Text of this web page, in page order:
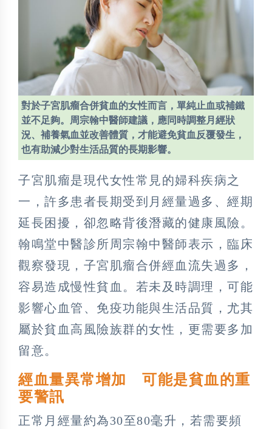
對於子宮肌瘤合併貧血的女性而言，單純止血或補鐵
並不足夠。周宗翰中醫師建議，應同時調整月經狀
況、補養氣血並改善體質，才能避免貧血反覆發生，
也有助減少對生活品質的長期影響。
子宮肌瘤是現代女性常見的婦科疾病之
一，許多患者長期受到月經量過多、經期
延長困擾，卻忽略背後潛藏的健康風險。
翰鳴堂中醫診所周宗翰中醫師表示，臨床
觀察發現，子宮肌瘤合併經血流失過多，
容易造成慢性貧血。若未及時調理，可能
影響心血管、免疫功能與生活品質，尤其
屬於貧血高風險族群的女性，更需要多加
留意。
經血量異常增加 可能是貧血的重
要警訊
正常月經量約為30至80毫升，若需要頻